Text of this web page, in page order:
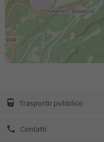
Trasporto pubblico
Contatti